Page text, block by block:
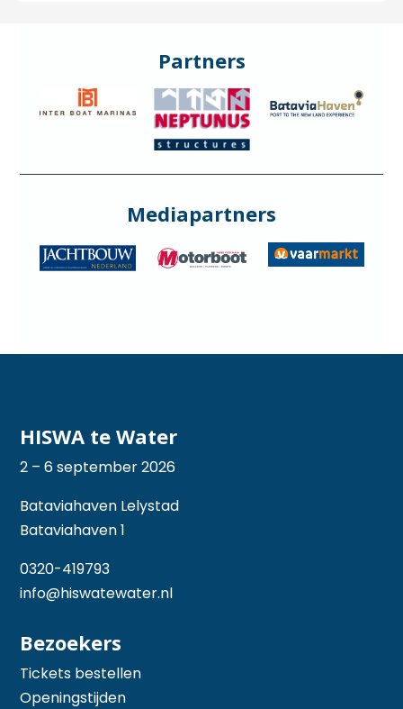
Partners
Mediapartners
HISWA te Water
2 – 6 september 2026
Bataviahaven Lelystad
Bataviahaven 1
0320-419793
info@hiswatewater.nl
Bezoekers
Tickets bestellen
Openingstijden